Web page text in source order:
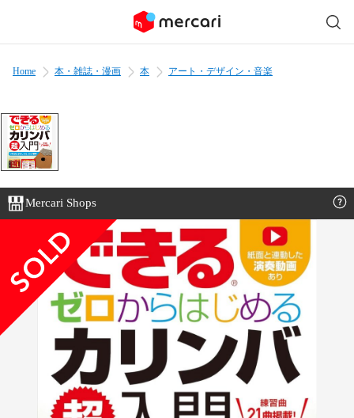
Home 本・雑誌・漫画 本 アート・デザイン・音楽
Mercari Shops